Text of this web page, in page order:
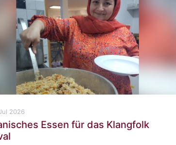
2026
Essen für das Klangfolk